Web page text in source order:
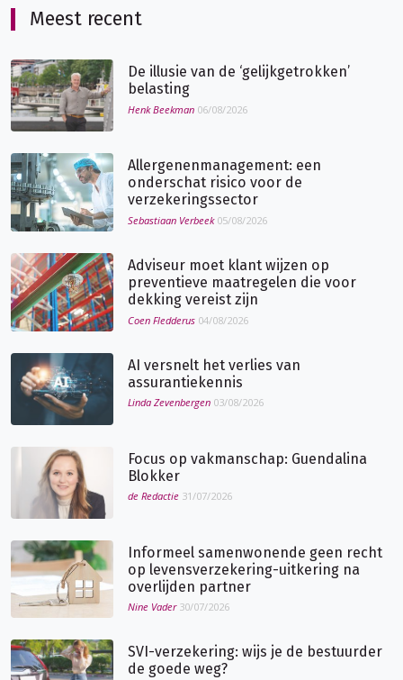
Meest recent
De illusie van de ‘gelijkgetrokken’
belasting
Henk Beekman 06/08/2026
Allergenenmanagement: een
onderschat risico voor de
verzekeringssector
Sebastiaan Verbeek 05/08/2026
Adviseur moet klant wijzen op
preventieve maatregelen die voor
dekking vereist zijn
Coen Fledderus 04/08/2026
AI versnelt het verlies van
assurantiekennis
Linda Zevenbergen 03/08/2026
Focus op vakmanschap: Guendalina
Blokker
de Redactie 31/07/2026
Informeel samenwonende geen recht
op levensverzekering-uitkering na
overlijden partner
Nine Vader 30/07/2026
SVI-verzekering: wijs je de bestuurder
de goede weg?